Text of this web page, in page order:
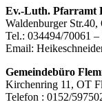
Footer
Inhalt
Ev.-Luth. Pfarramt
Waldenburger
Tel.: 034494/70061
Email:
Gemeindebüro
Kirchenring 11, OT
Telefon : 0152/